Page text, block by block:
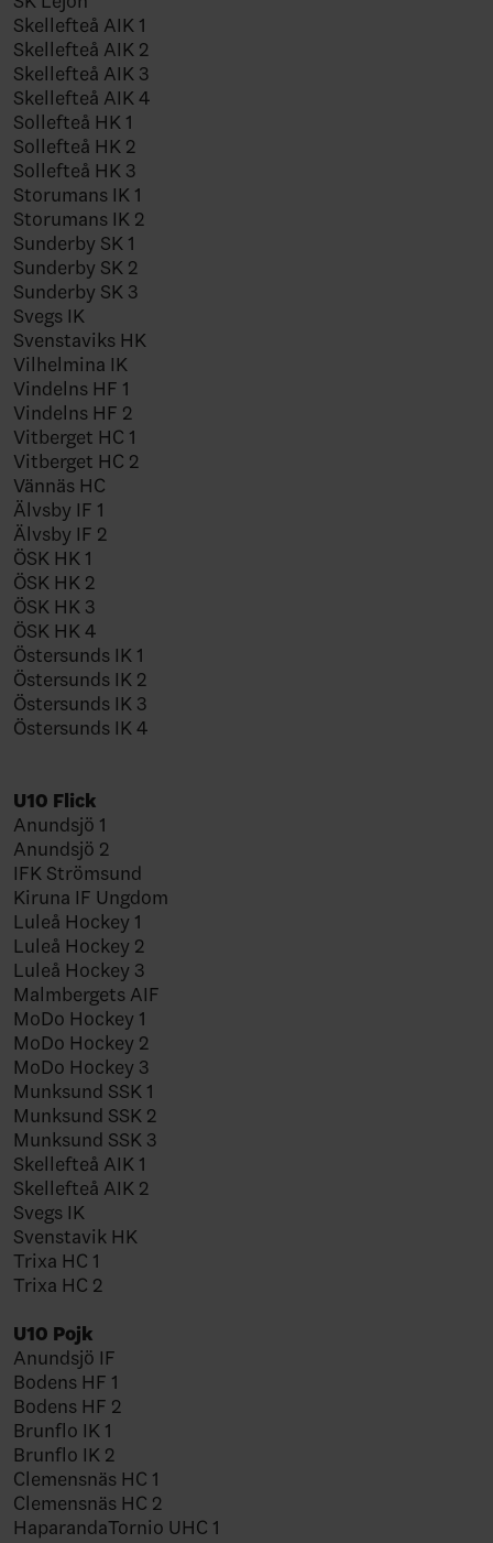
Skellefteå AIK 1
Skellefteå AIK 2
Skellefteå AIK 3
Skellefteå AIK 4
Sollefteå HK 1
Sollefteå HK 2
Sollefteå HK 3
Storumans IK 1
Storumans IK 2
Sunderby SK 1
Sunderby SK 2
Sunderby SK 3
Svegs IK
Svenstaviks HK
Vilhelmina IK
Vindelns HF 1
Vindelns HF 2
Vitberget HC 1
Vitberget HC 2
Vännäs HC
Älvsby IF 1
Älvsby IF 2
ÖSK HK 1
ÖSK HK 2
ÖSK HK 3
ÖSK HK 4
Östersunds IK 1
Östersunds IK 2
Östersunds IK 3
Östersunds IK 4
U10 Flick
Anundsjö 1
Anundsjö 2
IFK Strömsund
Kiruna IF Ungdom
Luleå Hockey 1
Luleå Hockey 2
Luleå Hockey 3
Malmbergets AIF
MoDo Hockey 1
MoDo Hockey 2
MoDo Hockey 3
Munksund SSK 1
Munksund SSK 2
Munksund SSK 3
Skellefteå AIK 1
Skellefteå AIK 2
Svegs IK
Svenstavik HK
Trixa HC 1
Trixa HC 2
U10 Pojk
Anundsjö IF
Bodens HF 1
Bodens HF 2
Brunflo IK 1
Brunflo IK 2
Clemensnäs HC 1
Clemensnäs HC 2
HaparandaTornio UHC 1